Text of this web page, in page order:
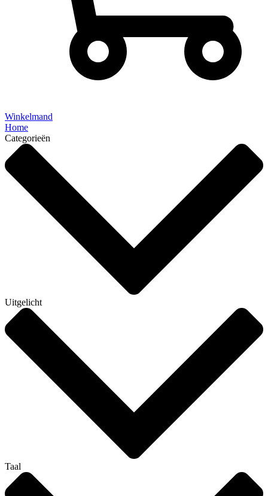
Winkelmand
Home
Categorieën
Uitgelicht
Taal